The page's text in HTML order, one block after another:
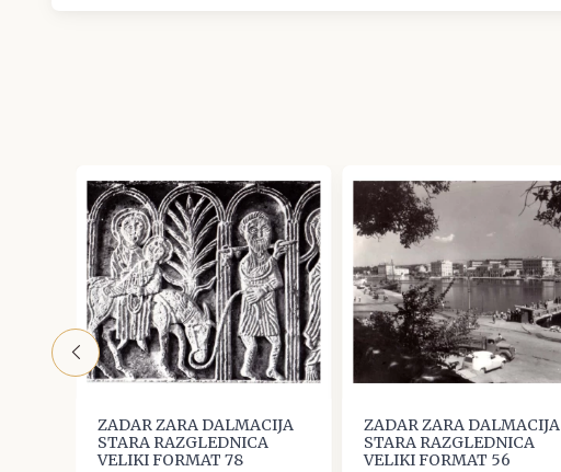
ZADAR ZARA DALMACIJA
STARA RAZGLEDNICA
VELIKI FORMAT 78
ZADAR ZARA DALMACIJA
STARA RAZGLEDNICA
VELIKI FORMAT 56